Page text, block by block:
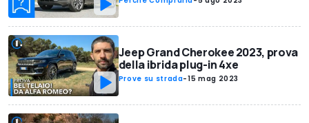
Jeep Grand Cherokee 2023, prova
della ibrida plug-in 4xe
Prove su strada-15 mag 2023